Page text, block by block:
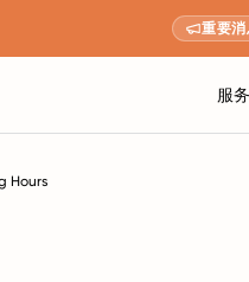
重要
服
Hours